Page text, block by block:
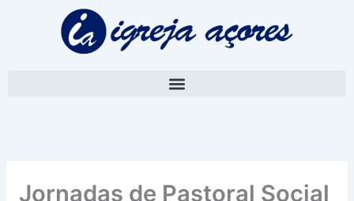
Jornadas de Pastoral Social